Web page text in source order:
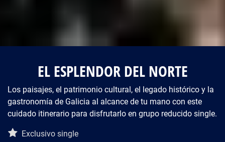
EL ESPLENDOR DEL NORTE
Los paisajes, el patrimonio cultural, el legado histórico y la
gastronomía de Galicia al alcance de tu mano con este
cuidado itinerario para disfrutarlo en grupo reducido single.
Descripción del viaje
Exclusivo single